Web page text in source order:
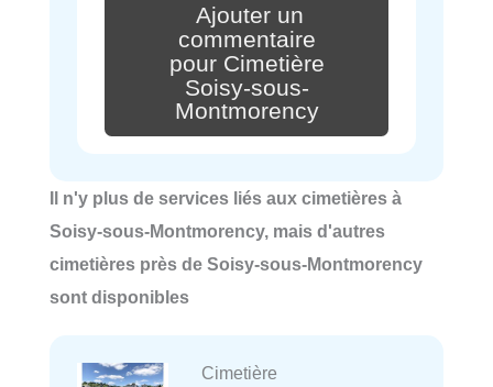
Ajouter un
commentaire
pour Cimetière
Soisy-sous-
Montmorency
Il n'y plus de services liés aux cimetières à
Soisy-sous-Montmorency, mais d'autres
cimetières près de Soisy-sous-Montmorency
sont disponibles
Cimetière